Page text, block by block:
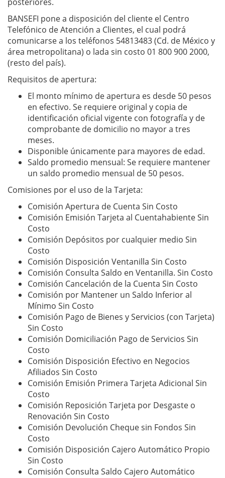
BANSEFI pone a disposición del cliente el Centro
Telefónico de Atención a Clientes, el cual podrá
comunicarse a los teléfonos 54813483 (Cd. de México y
área metropolitana) o lada sin costo 01 800 900 2000,
(resto del país).
Requisitos de apertura:
El monto mínimo de apertura es desde 50 pesos
en efectivo. Se requiere original y copia de
identificación oficial vigente con fotografía y de
comprobante de domicilio no mayor a tres
meses.
Disponible únicamente para mayores de edad.
Saldo promedio mensual: Se requiere mantener
un saldo promedio mensual de 50 pesos.
Comisiones por el uso de la Tarjeta:​
Comisión Apertura de Cuenta Sin Costo​
Comisión Emisión Tarjeta al Cuentahabiente ​Sin
Costo
Comisión Depósitos por cualquier medio ​Sin
Costo
Comisión Disposición Ventanilla ​Sin Costo
Comisión Consulta Saldo en Ventanilla. ​Sin Costo
​Comisión Cancelación de la Cuenta ​Sin Costo
Comisión por Mantener un Saldo Inferior al
Mínimo ​Sin Costo
​Comisión Pago de Bienes y Servicios (con Tarjeta) ​
Sin Costo
Comisión Domiciliación Pago de Servicios ​Sin
Costo
Comisión Disposición Efectivo en Negocios
Afiliados ​Sin Costo
​Comisión Emisión Primera Tarjeta Adicional ​Sin
Costo
Comisión Reposición Tarjeta por Desgaste o
Renovación ​Sin Costo
Comisión Devolución Cheque sin Fondos ​Sin
Costo
Comisión Disposición Cajero Automático Propio ​
Sin Costo
​Comisión Consulta Saldo Cajero Automático